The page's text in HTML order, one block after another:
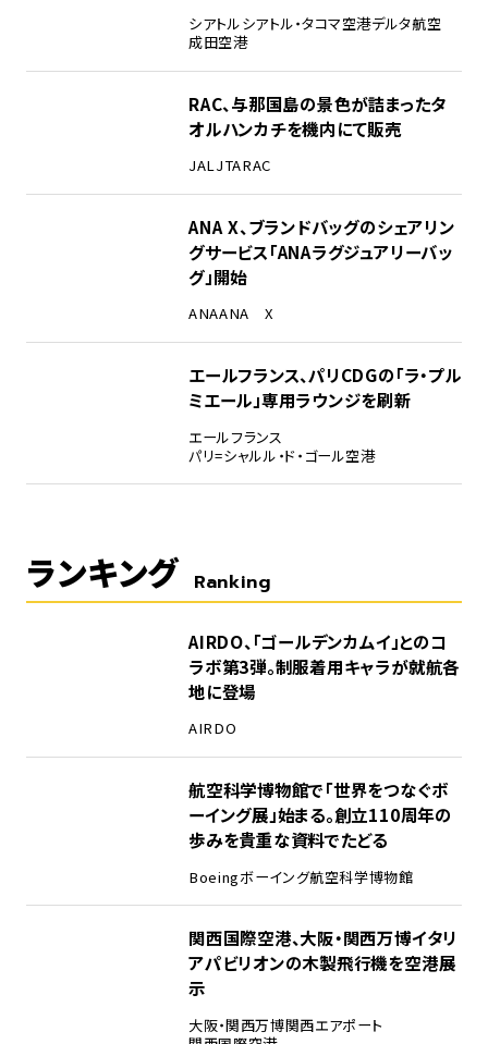
シアトルシアトル・タコマ空港デルタ航空
成田空港
RAC、与那国島の景色が詰まったタ
オルハンカチを機内にて販売
JALJTARAC
ANA X、ブランドバッグのシェアリン
グサービス「ANAラグジュアリーバッ
グ」開始
ANAANA X
エールフランス、パリCDGの「ラ・プル
ミエール」専用ラウンジを刷新
エールフランス
パリ=シャルル・ド・ゴール空港
ランキング Ranking
AIRDO、「ゴールデンカムイ」とのコ
ラボ第3弾。制服着用キャラが就航各
地に登場
AIRDO
航空科学博物館で「世界をつなぐボ
ーイング展」始まる。創立110周年の
歩みを貴重な資料でたどる
Boeingボーイング航空科学博物館
関西国際空港、大阪・関西万博イタリ
アパビリオンの木製飛行機を空港展
示
大阪・関西万博関西エアポート